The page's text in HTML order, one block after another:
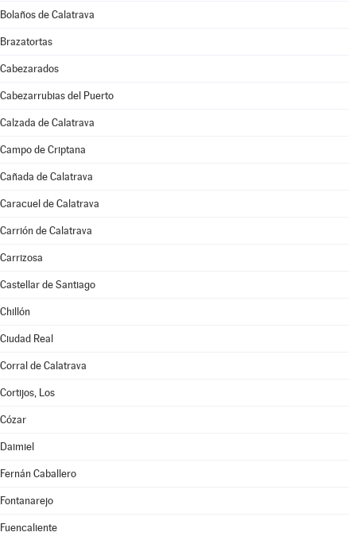
Bolaños de Calatrava
Brazatortas
Cabezarados
Cabezarrubias del Puerto
Calzada de Calatrava
Campo de Criptana
Cañada de Calatrava
Caracuel de Calatrava
Carrión de Calatrava
Carrizosa
Castellar de Santiago
Chillón
Ciudad Real
Corral de Calatrava
Cortijos, Los
Cózar
Daimiel
Fernán Caballero
Fontanarejo
Fuencaliente